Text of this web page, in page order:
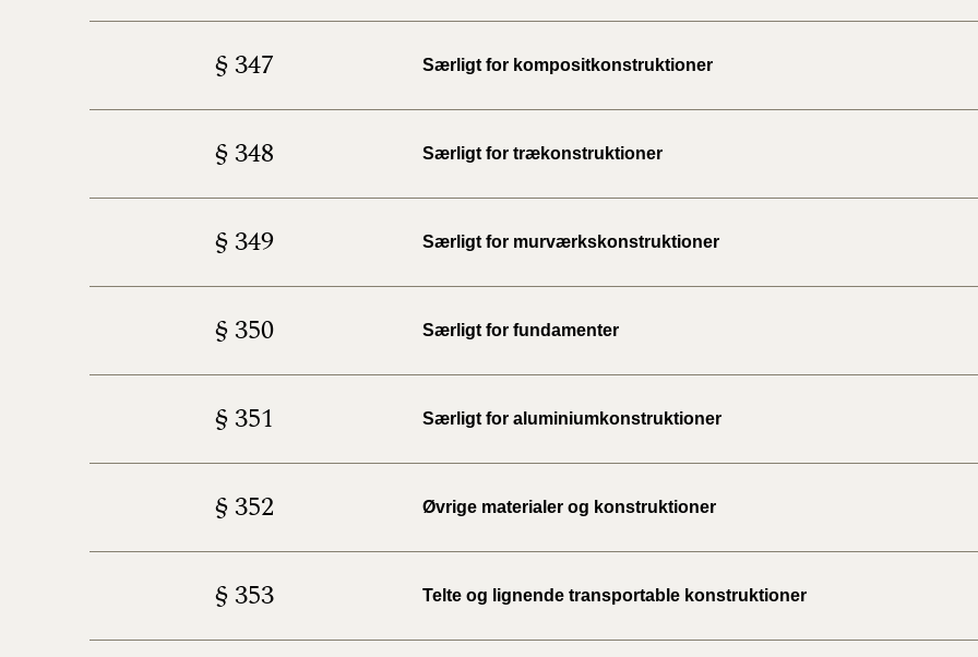
2010)
§ 347 Særligt for kompositkonstruktioner
§ 348 Særligt for trækonstruktioner
§ 349 Særligt for murværkskonstruktioner
§ 350 Særligt for fundamenter
§ 351 Særligt for aluminiumkonstruktioner
§ 352 Øvrige materialer og konstruktioner
§ 353 Telte og lignende transportable konstruktioner